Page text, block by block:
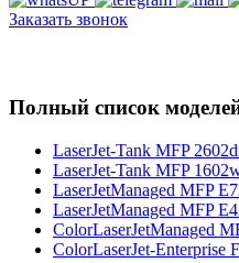
Заказать звонок
Полный список
LaserJet-Tank MFP
LaserJet-Tank MFP
LaserJetManaged MFP
LaserJetManaged MFP
ColorLaserJetManaged
ColorLaserJet-Enterprise